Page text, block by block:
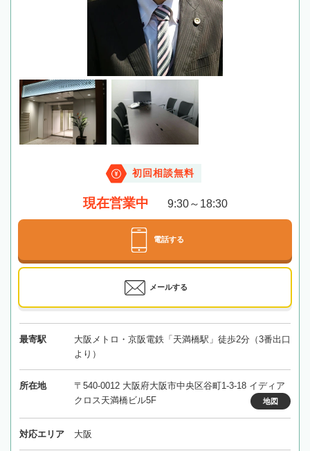
初回相談無料
現在営業中 9:30～18:30
電話する
メールする
最寄駅
大阪メトロ・京阪電鉄「天満橋駅」徒歩2分（3番出口
より）
所在地
〒540-0012 大阪府大阪市中央区谷町1-3-18 イディア
クロス天満橋ビル5F
地図
対応エリア 大阪